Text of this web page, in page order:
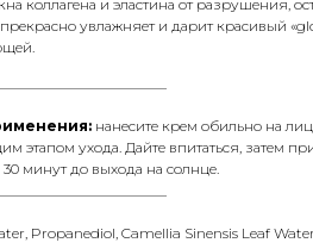
коллагена и эластина от разрушения,
увлажняет и дарит красивый
нанесите крем обильно на
этапом ухода. Дайте впитаться, затем
30 минут до выхода на солнце.
Propanediol, Camellia Sinensis Leaf